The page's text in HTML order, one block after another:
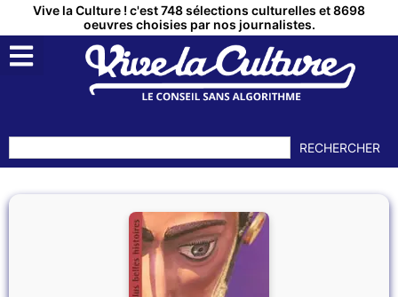
Vive la Culture ! c'est 748 sélections culturelles et 8698
oeuvres choisies par nos journalistes.
RECHERCHER